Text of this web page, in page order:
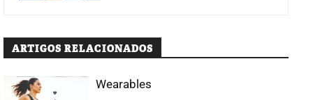
ARTIGOS RELACIONADOS
Wearables